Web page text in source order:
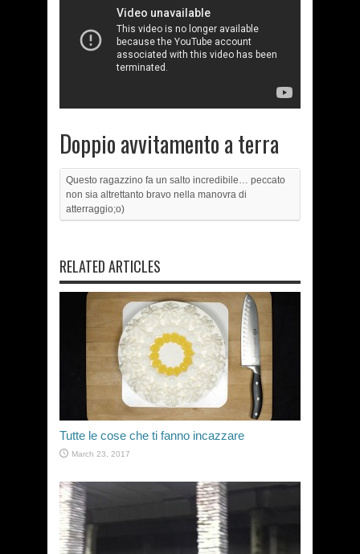
Doppio avvitamento a terra
Questo ragazzino fa un salto incredibile… peccato
non sia altrettanto bravo nella manovra di
atterraggio;o)
RELATED ARTICLES
Tutte le cose che ti fanno incazzare
March 23, 2017